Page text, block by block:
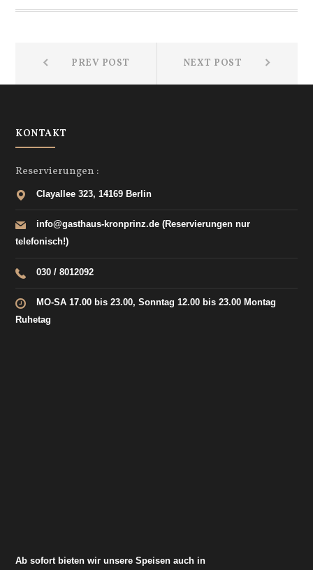
Beitragsnavigation
PREV POST NEXT POST
KONTAKT
Reservierungen :
Clayallee 323, 14169 Berlin
info@gasthaus-kronprinz.de (Reservierungen nur
telefonisch!)
030 / 8012092
MO-SA 17.00 bis 23.00, Sonntag 12.00 bis 23.00 Montag
Ruhetag
Ab sofort bieten wir unsere Speisen auch in